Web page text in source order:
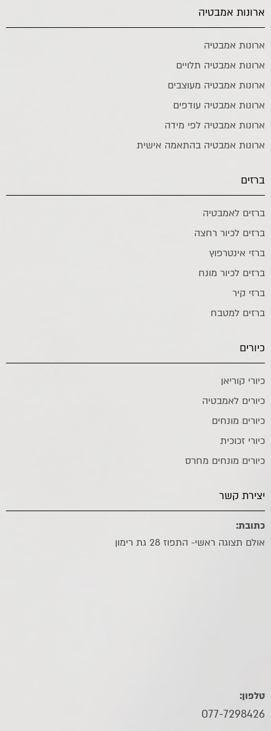
ארונות אמבטיה
ארונות אמבטיה
ארונות אמבטיה תלויים
ארונות אמבטיה מעוצבים
ארונות אמבטיה עודפים
ארונות אמבטיה לפי מידה
ארונות אמבטיה בהתאמה אישית
ברזים
ברזים לאמבטיה
ברזים לכיור רחצה
ברזי אינטרפוץ
ברזים לכיור מונח
ברזי קיר
ברזים למטבח
כיורים
כיורי קוריאן
כיורים לאמבטיה
כיורים מונחים
כיורי זכוכית
כיורים מונחים מחרס
יצירת קשר
כתובת:
אולם תצוגה ראשי- התפוז 28 גת רימון
טלפון:
077-7298426